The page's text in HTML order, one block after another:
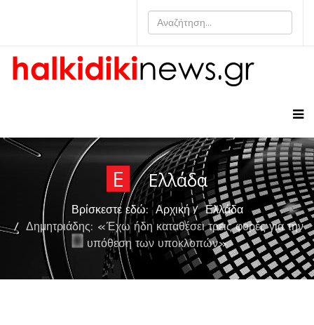
Ε Ελλάδα
Βρίσκεστε εδώ:Αρχική
Ελλάδα
Δημητριάδης: «Έχω ήδη καταθέσει τρεις φορές για την
υπόθεση των υποκλοπών»